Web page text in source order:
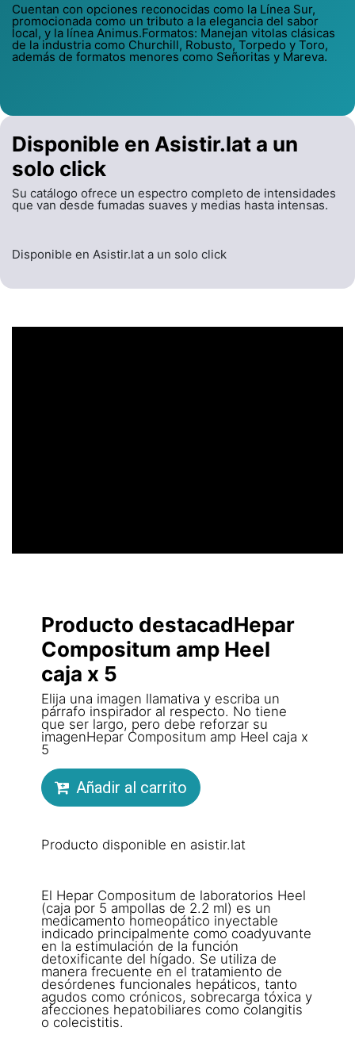
Cuentan con opciones reconocidas como la Línea Sur,
promocionada como un tributo a la elegancia del sabor
local, y la línea Animus.Formatos: Manejan vitolas clásicas
de la industria como Churchill, Robusto, Torpedo y Toro,
además de formatos menores como Señoritas y Mareva.
Disponible en Asistir.lat a un
solo click
Su catálogo ofrece un espectro completo de intensidades
que van desde fumadas suaves y medias hasta intensas.
Disponible en Asistir.lat a un solo click
Producto destacadHepar
Compositum amp Heel
caja x 5
Elija una imagen llamativa y escriba un
párrafo inspirador al respecto. No tiene
que ser largo, pero debe reforzar su
imagenHepar Compositum amp Heel caja x
5
Añadir al carrito
Producto disponible en asistir.lat
El Hepar Compositum de laboratorios Heel
(caja por 5 ampollas de 2.2 ml) es un
medicamento homeopático inyectable
indicado principalmente como coadyuvante
en la estimulación de la función
detoxificante del hígado. Se utiliza de
manera frecuente en el tratamiento de
desórdenes funcionales hepáticos, tanto
agudos como crónicos, sobrecarga tóxica y
afecciones hepatobiliares como colangitis
o colecistitis.